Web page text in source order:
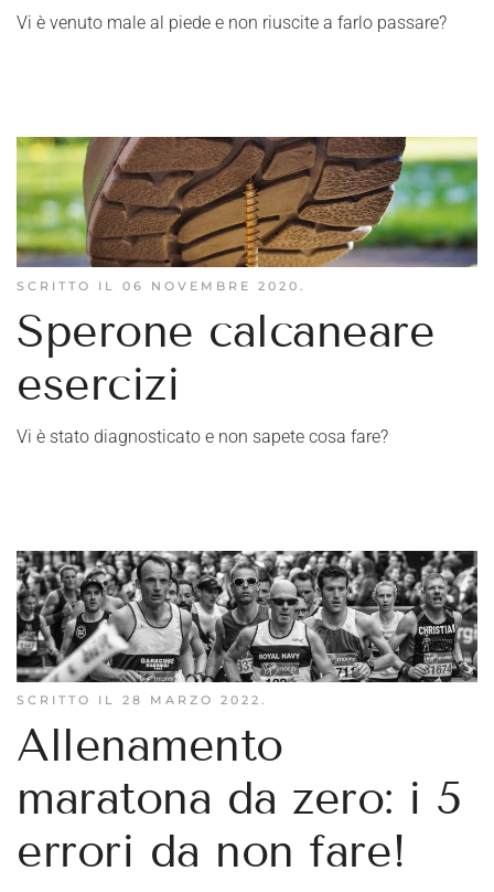
Vi è venuto male al piede e non riuscite a farlo passare?
SCRITTO IL 06 NOVEMBRE 2020 .
Sperone calcaneare
esercizi
Vi è stato diagnosticato e non sapete cosa fare?
SCRITTO IL 28 MARZO 2022 .
Allenamento
maratona da zero: i 5
errori da non fare!